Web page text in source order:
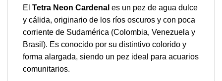
El Tetra Neon Cardenal es un pez de agua dulce
y cálida, originario de los ríos oscuros y con poca
corriente de Sudamérica (Colombia, Venezuela y
Brasil). Es conocido por su distintivo colorido y
forma alargada, siendo un pez ideal para acuarios
comunitarios.